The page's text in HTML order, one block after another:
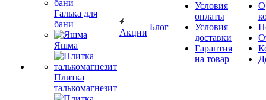
Галька для
бани
Яшма
Плитка
талькомагнезит
Акции
Блог
Условия
оплаты
Условия
доставки
Гарантия
на товар
О